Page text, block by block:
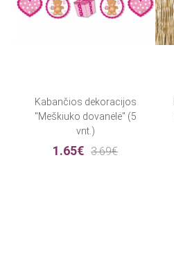
Kabančios dekoracijos
"Meškiuko dovanėlė" (5
vnt.)
1.65€ 3.69€